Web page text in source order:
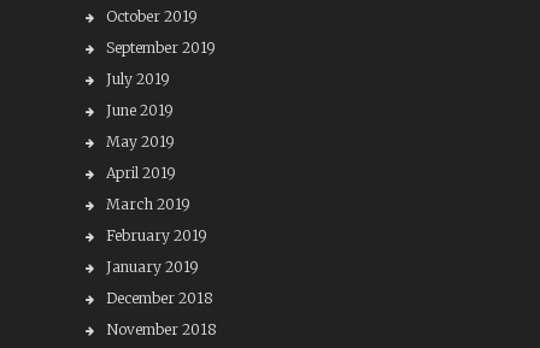
October 2019
September 2019
July 2019
June 2019
May 2019
April 2019
March 2019
February 2019
January 2019
December 2018
November 2018